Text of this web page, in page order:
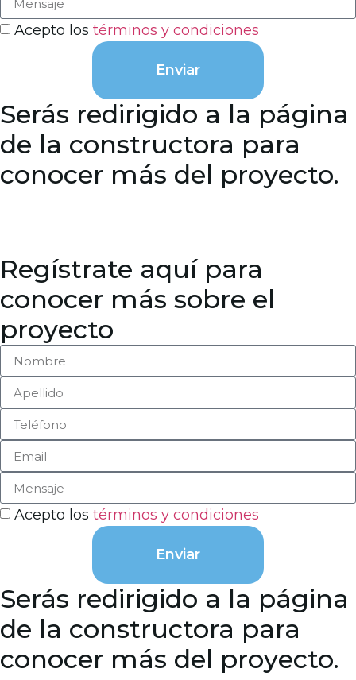
Acepto los términos y condiciones
Enviar
Serás redirigido a la página
de la constructora para
conocer más del proyecto.
Regístrate aquí para
conocer más sobre el
proyecto
Acepto los términos y condiciones
Enviar
Serás redirigido a la página
de la constructora para
conocer más del proyecto.